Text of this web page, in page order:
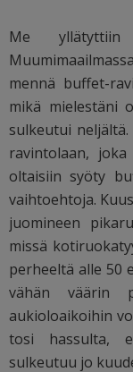
Me
mennä buffet-
mikä mielestäni
sulkeutui
ravintolaan,
oltaisiin syöty
vaihtoehtoja.
juomineen
missä
perheeltä alle 50
vähän väärin
aukioloaikoihin
tosi hassulta,
sulkeutuu jo